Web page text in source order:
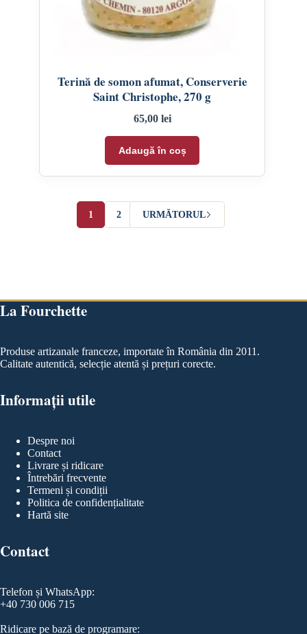
Terină de somon afumat, Conserverie
Saint Christophe, 270 g
65,00 lei
Adaugă în coș
1 2 URMĂTORUL
La Fourchette
Produse artizanale franceze, importate în România din 2011.
Calitate autentică, selecție atentă și prețuri corecte.
Informații utile
Despre noi
Contact
Livrare și ridicare
Întrebări frecvente
Termeni și condiții
Politica de confidențialitate
Hartă site
Contact
Telefon și WhatsApp:
+40 730 006 715
Ridicare pe bază de programare: